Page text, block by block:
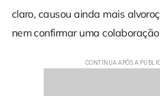
claro, causou ainda mais
nem confirmar uma